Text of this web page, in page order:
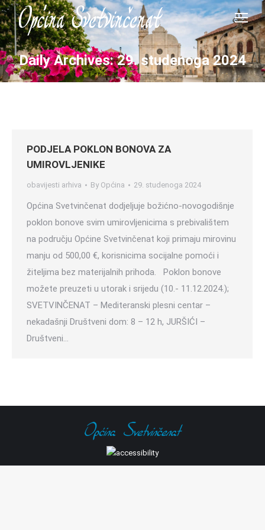
Daily Archives:29. studenoga 2024
PODJELA POKLON BONOVA ZA
UMIROVLJENIKE
obavijesti arhiva By Općina 29. studenoga 2024
Općina Svetvinčenat dodjeljuje božićno-novogodišnje
poklon bonove svim umirovljenicima s prebivalištem
na području Općine Svetvinčenat koji primaju mirovinu
manju od 500,00 €, korisnicima socijalne pomoći i
žiteljima bez materijalnih prihoda. Poklon bonove
možete preuzeti u utorak i srijedu (10.- 11.12.2024.);
SVETVINČENAT – Mediteranski plesni centar –
nekadašnji Društveni dom: 8 – 12 h, JURŠIĆI –
Društveni…